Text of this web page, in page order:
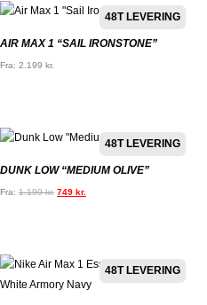
48T LEVERING
AIR MAX 1 “SAIL IRONSTONE”
Fra: 2.199 kr.
48T LEVERING
DUNK LOW “MEDIUM OLIVE”
Fra: 1.199kr. 749 kr.
48T LEVERING